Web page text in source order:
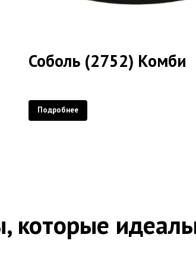
Соболь (2752) Комби
Подробнее
которые